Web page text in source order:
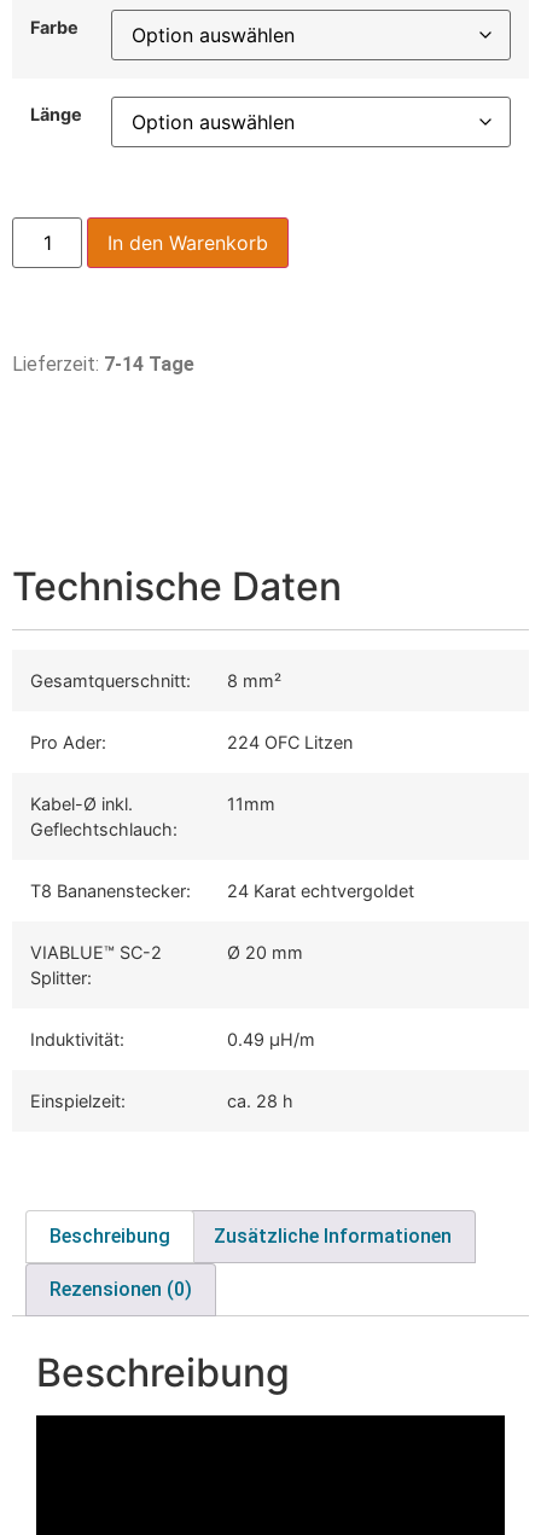
Farbe
Länge
In den Warenkorb
Lieferzeit: 7-14 Tage
Technische Daten
Gesamtquerschnitt: 8 mm²
Pro Ader: 224 OFC Litzen
Kabel-Ø inkl.
Geflechtschlauch:
11mm
T8 Bananenstecker: 24 Karat echtvergoldet
VIABLUE™ SC-2
Splitter:
Ø 20 mm
Induktivität: 0.49 µH/m
Einspielzeit: ca. 28 h
Beschreibung Zusätzliche Informationen
Rezensionen (0)
Beschreibung